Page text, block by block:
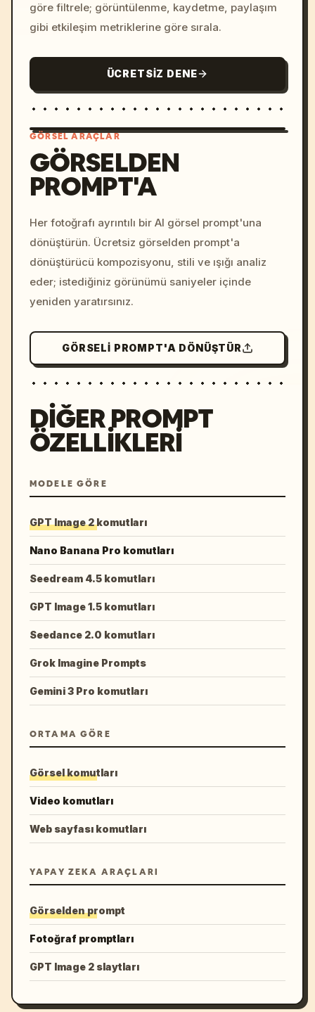
göre filtrele; görüntülenme, kaydetme, paylaşım
gibi etkileşim metriklerine göre sırala.
ÜCRETSIZ DENE
colors, 8k --v 6.0
GÖRSEL ARAÇLAR
GÖRSELDEN
PROMPT'A
Her fotoğrafı ayrıntılı bir AI görsel prompt'una
dönüştürün. Ücretsiz görselden prompt'a
dönüştürücü kompozisyonu, stili ve ışığı analiz
eder; istediğiniz görünümü saniyeler içinde
yeniden yaratırsınız.
GÖRSELI PROMPT'A DÖNÜŞTÜR
DIĞER PROMPT
ÖZELLIKLERI
MODELE GÖRE
GPT Image 2 komutları
Nano Banana Pro komutları
Seedream 4.5 komutları
GPT Image 1.5 komutları
Seedance 2.0 komutları
Grok Imagine Prompts
Gemini 3 Pro komutları
ORTAMA GÖRE
Görsel komutları
Video komutları
Web sayfası komutları
YAPAY ZEKA ARAÇLARI
Görselden prompt
Fotoğraf promptları
GPT Image 2 slaytları